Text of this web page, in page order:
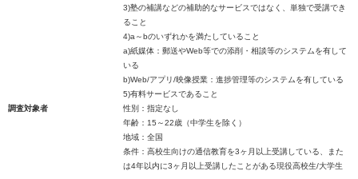
3)塾の補講などの補助的なサービスではなく、単独で受講でき
ること
4)a～bのいずれかを満たしていること
a)紙媒体：郵送やWeb等での添削・相談等のシステムを有して
いる
b)Web/アプリ/映像授業：進捗管理等のシステムを有している
5)有料サービスであること
調査対象者
性別：指定なし
年齢：15～22歳（中学生を除く）
地域：全国
条件：高校生向けの通信教育を3ヶ月以上受講している、また
は4年以内に3ヶ月以上受講したことがある現役高校生/大学生